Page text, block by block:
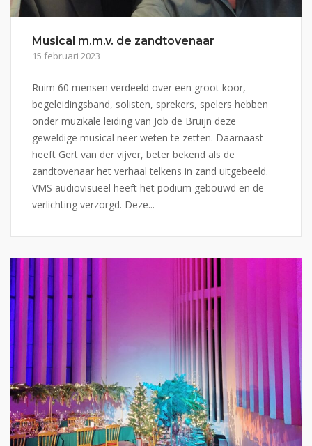
Musical m.m.v. de zandtovenaar
15 februari 2023
Ruim 60 mensen verdeeld over een groot koor,
begeleidingsband, solisten, sprekers, spelers hebben
onder muzikale leiding van Job de Bruijn deze
geweldige musical neer weten te zetten. Daarnaast
heeft Gert van der vijver, beter bekend als de
zandtovenaar het verhaal telkens in zand uitgebeeld.
VMS audiovisueel heeft het podium gebouwd en de
verlichting verzorgd. Deze...